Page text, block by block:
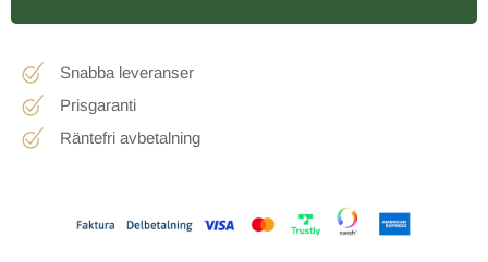
Snabba leveranser
Prisgaranti
Räntefri avbetalning